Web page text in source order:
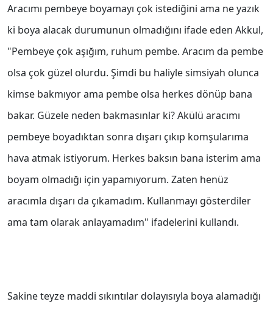
Aracımı pembeye boyamayı çok istediğini ama ne yazık
ki boya alacak durumunun olmadığını ifade eden Akkul,
"Pembeye çok aşığım, ruhum pembe. Aracım da pembe
olsa çok güzel olurdu. Şimdi bu haliyle simsiyah olunca
kimse bakmıyor ama pembe olsa herkes dönüp bana
bakar. Güzele neden bakmasınlar ki? Akülü aracımı
pembeye boyadıktan sonra dışarı çıkıp komşularıma
hava atmak istiyorum. Herkes baksın bana isterim ama
boyam olmadığı için yapamıyorum. Zaten henüz
aracımla dışarı da çıkamadım. Kullanmayı gösterdiler
ama tam olarak anlayamadım" ifadelerini kullandı.
Sakine teyze maddi sıkıntılar dolayısıyla boya alamadığı